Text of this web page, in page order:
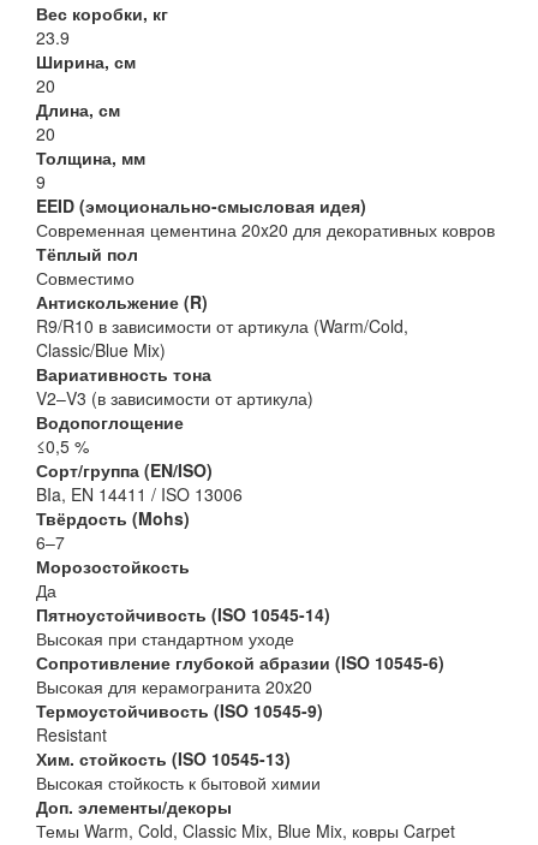
Вес коробки, кг
23.9
Ширина, см
20
Длина, см
20
Толщина, мм
9
EEID (эмоционально-смысловая идея)
Современная цементина 20x20 для декоративных ковров
Тёплый пол
Совместимо
Антискольжение (R)
R9/R10 в зависимости от артикула (Warm/Cold,
Classic/Blue Mix)
Вариативность тона
V2–V3 (в зависимости от артикула)
Водопоглощение
≤0,5 %
Сорт/группа (EN/ISO)
BIa, EN 14411 / ISO 13006
Твёрдость (Mohs)
6–7
Морозостойкость
Да
Пятноустойчивость (ISO 10545-14)
Высокая при стандартном уходе
Сопротивление глубокой абразии (ISO 10545-6)
Высокая для керамогранита 20x20
Термоустойчивость (ISO 10545-9)
Resistant
Хим. стойкость (ISO 10545-13)
Высокая стойкость к бытовой химии
Доп. элементы/декоры
Темы Warm, Cold, Classic Mix, Blue Mix, ковры Carpet